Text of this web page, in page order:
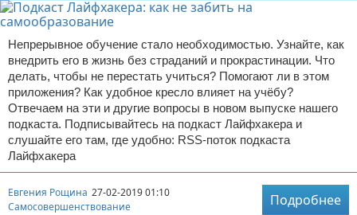
Непрерывное обучение стало необходимостью. Узнайте, как
внедрить его в жизнь без страданий и прокрастинации. Что
делать, чтобы не перестать учиться? Помогают ли в этом
приложения? Как удобное кресло влияет на учёбу?
Отвечаем на эти и другие вопросы в новом выпуске нашего
подкаста. Подписывайтесь на подкаст Лайфхакера и
слушайте его там, где удобно: RSS-поток подкаста
Лайфхакера
Евгения Рощина 27-02-2019 01:10
Самосовершенствование
Подробнее